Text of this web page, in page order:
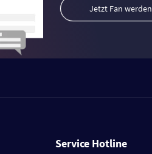
Jetzt Fan werden
Service Hotline